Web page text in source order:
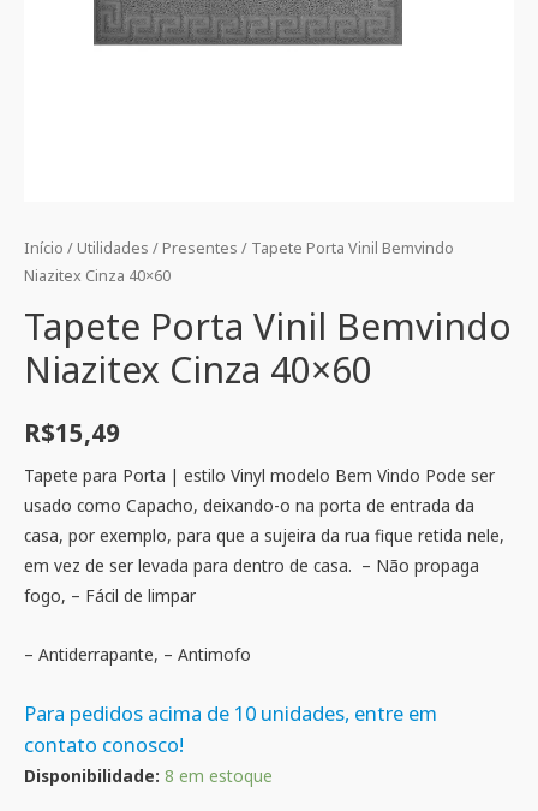
Início / Utilidades / Presentes / Tapete Porta Vinil Bemvindo
Niazitex Cinza 40×60
Tapete Porta Vinil Bemvindo
Niazitex Cinza 40×60
R$15,49
Tapete para Porta | estilo Vinyl modelo Bem Vindo Pode ser
usado como Capacho, deixando-o na porta de entrada da
casa, por exemplo, para que a sujeira da rua fique retida nele,
em vez de ser levada para dentro de casa. – Não propaga
fogo, – Fácil de limpar
– Antiderrapante, – Antimofo
Para pedidos acima de 10 unidades, entre em
contato conosco!
Disponibilidade: 8 em estoque